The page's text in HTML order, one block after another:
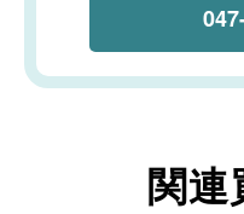
関連